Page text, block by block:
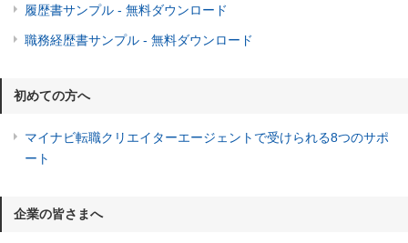
履歴書サンプル - 無料ダウンロード
職務経歴書サンプル - 無料ダウンロード
初めての方へ
マイナビ転職クリエイターエージェントで受けられる8つのサポ
ート
企業の皆さまへ